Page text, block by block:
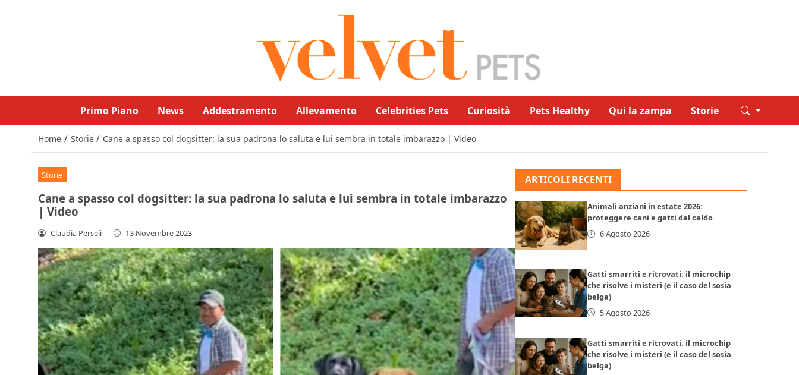
Primo Piano News Addestramento Allevamento Celebrities Pets Curiosità Pets Healthy Qui la zampa Storie
Home / Storie / Cane a spasso col dogsitter: la sua padrona lo saluta e lui sembra in totale imbarazzo | Video
Storie
Cane a spasso col dogsitter: la sua padrona lo saluta e lui sembra in totale imbarazzo
| Video
Claudia Perseli - 13 Novembre 2023
ARTICOLI RECENTI
Animali anziani in estate 2026:
proteggere cani e gatti dal caldo
6 Agosto 2026
Gatti smarriti e ritrovati: il microchip
che risolve i misteri (e il caso del sosia
belga)
5 Agosto 2026
Gatti smarriti e ritrovati: il microchip
che risolve i misteri (e il caso del sosia
belga)